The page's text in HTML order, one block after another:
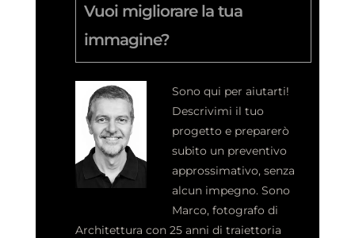
Vuoi migliorare la tua
immagine?
Sono qui per aiutarti!
Descrivimi il tuo
progetto e preparerò
subito un preventivo
approssimativo, senza
alcun impegno. Sono
Marco, fotografo di
Architettura con 25 anni di traiettoria